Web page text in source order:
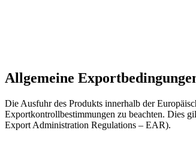
Allgemeine
Die Ausfuhr des Produkts innerhalb der
Exportkontrollbestimmungen zu beachten. Dies
Export Administration Regulations – EAR).